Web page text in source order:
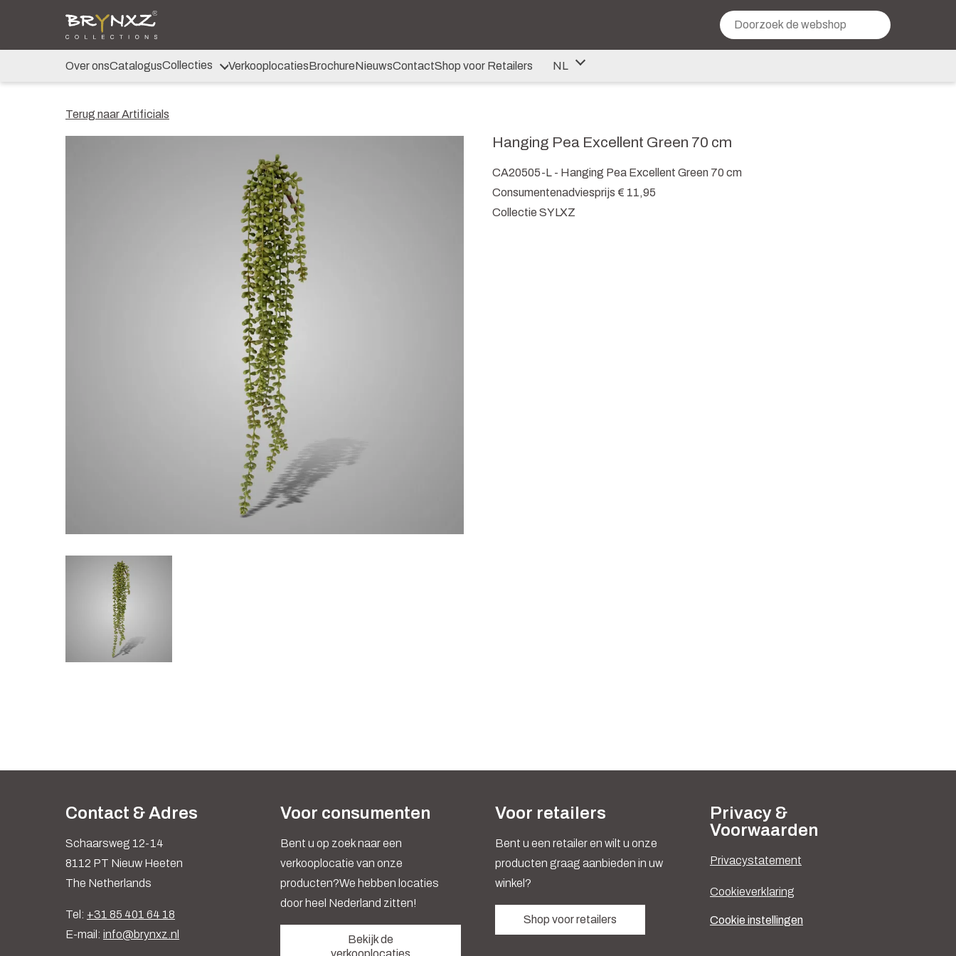
Over ons
Catalogus
Collecties
Majestic Vintage
Ancient Clay
Verkooplocaties
Over onsCatalogusCollecties VerkooplocatiesBrochureNieuwsContactShop voor Retailers
NL
NL
EN
Terug naar Artificials
Hanging Pea Excellent Green 70 cm
CA20505-L - Hanging Pea Excellent Green 70 cm
Consumentenadviesprijs € 11,95
Collectie SYLXZ
Contact & Adres
Schaarsweg 12-14
8112 PT Nieuw Heeten
The Netherlands
Tel: +31 85 401 64 18
E-mail: info@brynxz.nl
Voor consumenten
Bent u op zoek naar een
verkooplocatie van onze
producten?We hebben locaties
door heel Nederland zitten!
Bekijk de
verkooplocaties
Voor retailers
Bent u een retailer en wilt u onze
producten graag aanbieden in uw
winkel?
Shop voor retailers
Privacy &
Voorwaarden
Privacystatement
Cookieverklaring
Cookie instellingen